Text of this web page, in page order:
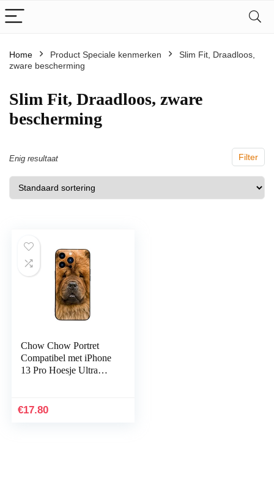
Home Product Speciale kenmerken
‎Slim Fit, Draadloos,
zware bescherming
‎Slim Fit, Draadloos, zware
bescherming
Filter
Enig resultaat
Chow Chow Portret
Compatibel met iPhone
13 Pro Hoesje Ultra
Telefoonhoes, 6.1…
€17.80